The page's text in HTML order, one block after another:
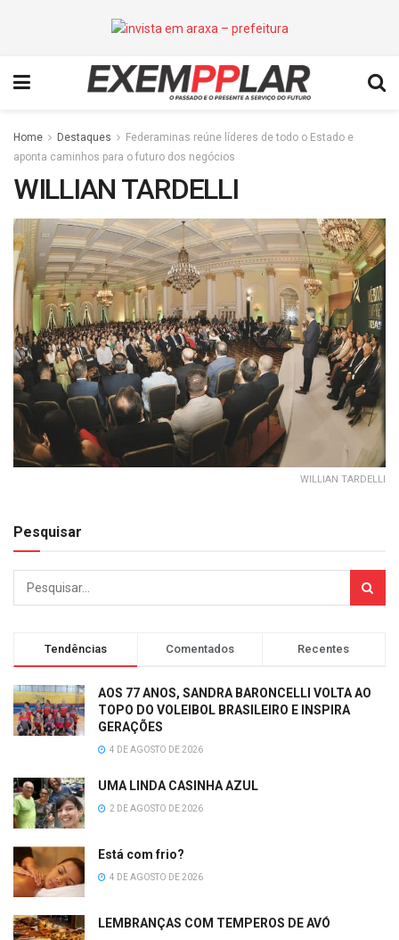
Home Destaques
Federaminas reúne líderes de todo o Estado e
aponta caminhos para o futuro dos negócios
WILLIAN TARDELLI
WILLIAN TARDELLI
Pesquisar
Tendências Comentados Recentes
AOS 77 ANOS, SANDRA BARONCELLI VOLTA AO
TOPO DO VOLEIBOL BRASILEIRO E INSPIRA
GERAÇÕES
4 DE AGOSTO DE 2026
UMA LINDA CASINHA AZUL
2 DE AGOSTO DE 2026
Está com frio?
4 DE AGOSTO DE 2026
LEMBRANÇAS COM TEMPEROS DE AVÓ